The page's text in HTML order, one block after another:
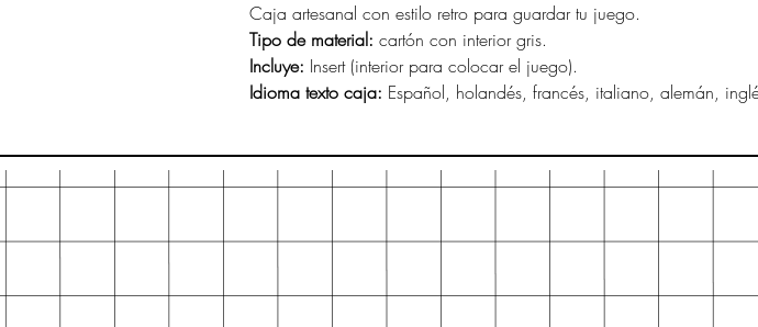
Caja artesanal con estilo retro para guardar tu juego.
Tipo de material: cartón con interior gris.
Incluye: Insert (interior para colocar el juego).
Idioma texto caja: Español, holandés, francés, italiano, alemán,